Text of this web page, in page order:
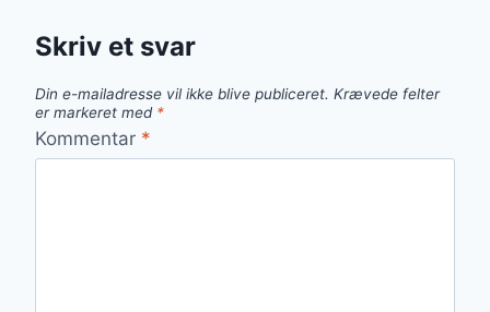
Skriv et svar
Din e-mailadresse vil ikke blive publiceret. Krævede felter
er markeret med *
Kommentar *